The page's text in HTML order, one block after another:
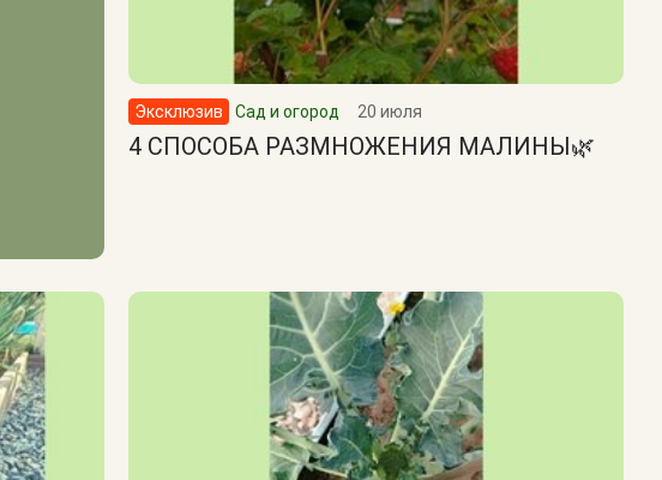
Эксклюзив Сад и огород 20 июля
4 СПОСОБА РАЗМНОЖЕНИЯ МАЛИНЫ🌿